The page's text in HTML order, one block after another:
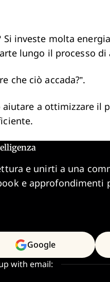
investe molta
lungo il processo di
che ciò accada?”.
a ottimizzare il
e unirti a una
e approfondimenti
Google
with email: